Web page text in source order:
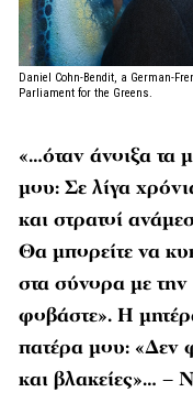
Daniel Cohn-Bendit, a German-
Parliament for the Greens.
«…όταν άνοιξα τα
μου: Σε λίγα
και στρατοί
Θα μπορείτε να
στα σύνορα με
φοβάστε». Η
πατέρα μου: «Δεν
και βλακείες»… –